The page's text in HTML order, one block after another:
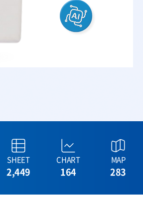
SHEET
2,449
CHART
164
MAP
283